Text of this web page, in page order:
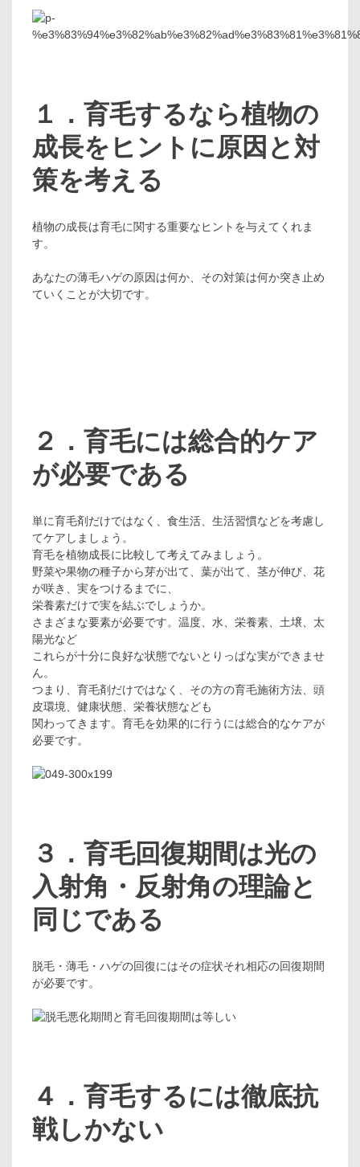
１．育毛するなら植物の
成長をヒントに原因と対
策を考える
植物の成長は育毛に関する重要なヒントを与えてくれま
す。
あなたの薄毛ハゲの原因は何か、その対策は何か突き止め
ていくことが大切です。
２．育毛には総合的ケア
が必要である
単に育毛剤だけではなく、食生活、生活習慣などを考慮し
てケアしましょう。
育毛を植物成長に比較して考えてみましょう。
野菜や果物の種子から芽が出て、葉が出て、茎が伸び、花
が咲き、実をつけるまでに、
栄養素だけで実を結ぶでしょうか。
さまざまな要素が必要です。温度、水、栄養素、土壌、太
陽光など
これらが十分に良好な状態でないとりっぱな実ができませ
ん。
つまり、育毛剤だけではなく、その方の育毛施術方法、頭
皮環境、健康状態、栄養状態なども
関わってきます。育毛を効果的に行うには総合的なケアが
必要です。
３．育毛回復期間は光の
入射角・反射角の理論と
同じである
脱毛・薄毛・ハゲの回復にはその症状それ相応の回復期間
が必要です。
４．育毛するには徹底抗
戦しかない